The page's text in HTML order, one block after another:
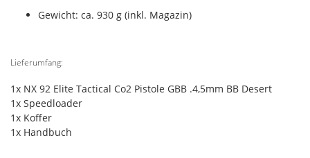
Gewicht: ca. 930 g (inkl. Magazin)
Lieferumfang:
1x NX 92 Elite Tactical Co2 Pistole GBB .4,5mm BB Desert
1x Speedloader
1x Koffer
1x Handbuch